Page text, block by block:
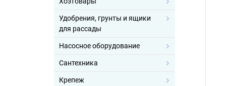
Удобрения, грунты и ящики
для рассады
Насосное оборудование
Сантехника
Крепеж